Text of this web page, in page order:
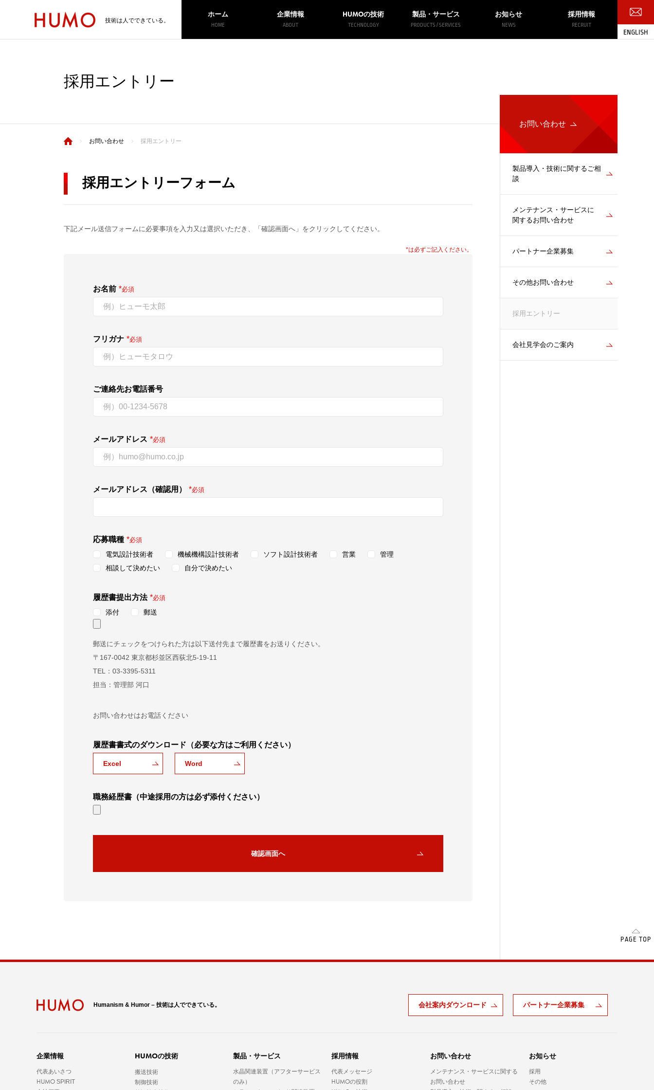
技術は人でできている。
ホーム
HOME
企業情報
ABOUT
HUMOの技術
TECHNOLOGY
製品・サービス
PRODUCTS / SERVICES
お知らせ
NEWS
採用情報
RECRUIT
お問い合わせ
ENGLISH
採用エントリー
お問い合わせ 採用エントリー
採用エントリーフォーム
下記メール送信フォームに必要事項を入力又は選択いただき、「確認画面へ」をクリックしてください。
*は必ずご記入ください。
お名前 *必須
フリガナ *必須
ご連絡先お電話番号
メールアドレス *必須
メールアドレス（確認用） *必須
応募職種 *必須
電気設計技術者 機械機構設計技術者 ソフト設計技術者 営業
管理
相談して決めたい
自分で決めたい
履歴書提出方法 *必須
添付 郵送
郵送にチェックをつけられた方は以下送付先まで履歴書をお送りください。
〒167-0042 東京都杉並区西荻北5-19-11
TEL：03-3395-5311
担当：管理部 河口
お問い合わせはお電話ください
履歴書書式のダウンロード（必要な方はご利用ください）
Excel Word
職務経歴書（中途採用の方は必ず添付ください）
お問い合わせ
製品導入・技術に関するご相
談
メンテナンス・サービスに
関するお問い合わせ
パートナー企業募集
その他お問い合わせ
採用エントリー
会社見学会のご案内
PAGE TOP
Humanism & Humor – 技術は人でできている。 会社案内ダウンロード パートナー企業募集
企業情報
代表あいさつ
HUMOSPIRIT
HUMOの技術
搬送技術
制御技術
製品・サービス
水晶関連装置（アフターサービス
のみ）
採用情報
代表メッセージ
HUMOの役割
お問い合わせ
メンテナンス・サービスに関する
お問い合わせ
お知らせ
採用
その他